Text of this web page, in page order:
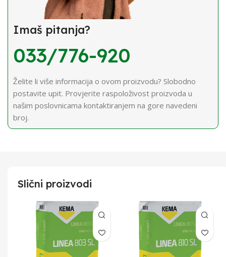
Imaš pitanja?
033/776-920
Želite li više informacija o ovom proizvodu? Slobodno
postavite upit. Provjerite raspoloživost proizvoda u
našim poslovnicama kontaktiranjem na gore navedeni
broj.
Slični proizvodi